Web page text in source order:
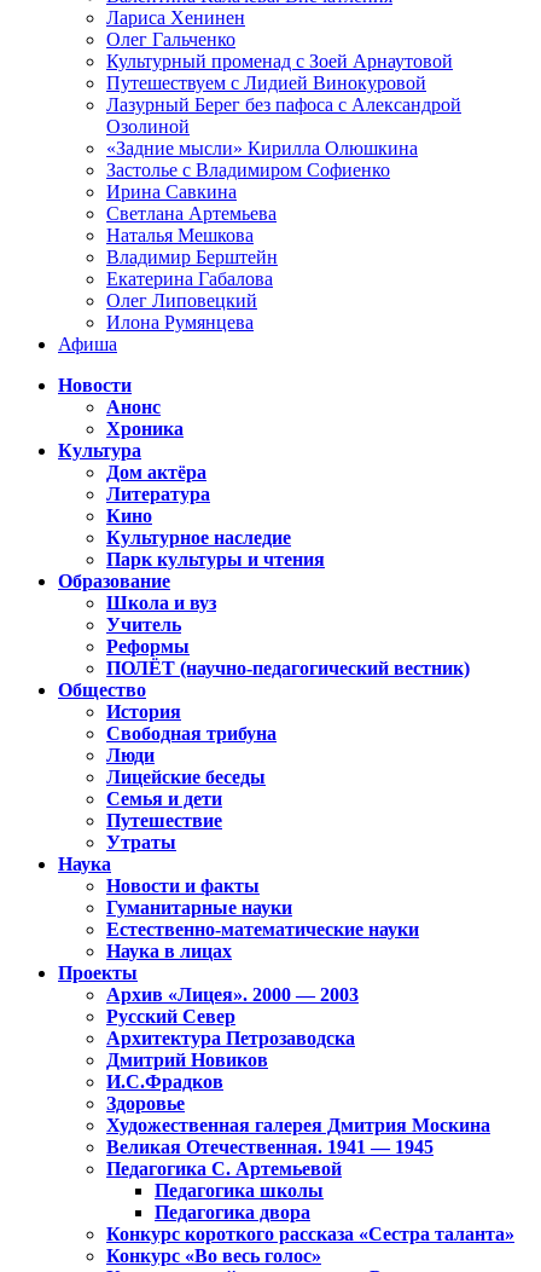
Лариса Хенинен
Олег Гальченко
Культурный променад с Зоей Арнаутовой
Путешествуем с Лидией Винокуровой
Лазурный Берег без пафоса с Александрой
Озолиной
«Задние мысли» Кирилла Олюшкина
Застолье с Владимиром Софиенко
Ирина Савкина
Светлана Артемьева
Наталья Мешкова
Владимир Берштейн
Екатерина Габалова
Олег Липовецкий
Илона Румянцева
Афиша
Новости
Анонс
Хроника
Культура
Дом актёра
Литература
Кино
Культурное наследие
Парк культуры и чтения
Образование
Школа и вуз
Учитель
Реформы
ПОЛЁТ (научно-педагогический вестник)
Общество
История
Свободная трибуна
Люди
Лицейские беседы
Семья и дети
Путешествие
Утраты
Наука
Новости и факты
Гуманитарные науки
Естественно-математические науки
Наука в лицах
Проекты
Архив «Лицея». 2000 — 2003
Русский Север
Архитектура Петрозаводска
Дмитрий Новиков
И.С.Фрадков
Здоровье
Художественная галерея Дмитрия Москина
Великая Отечественная. 1941 — 1945
Педагогика С. Артемьевой
Педагогика школы
Педагогика двора
Конкурс короткого рассказа «Сестра таланта»
Конкурс «Во весь голос»